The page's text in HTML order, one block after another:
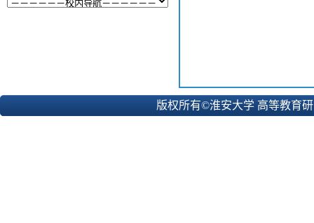
版权所有©淮安大学 高等教育